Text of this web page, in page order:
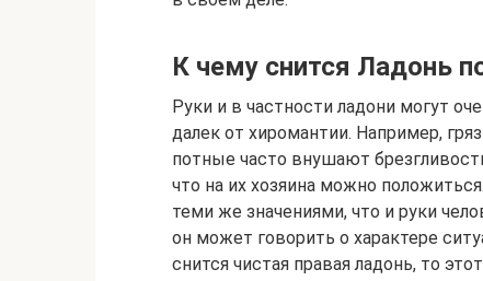
К чему снится Ладонь
Руки и в частности ладони могут
далек от хиромантии. Например,
потные часто внушают
что на их хозяина можно
теми же значениями, что и руки
он может говорить о характере
снится чистая правая ладонь, то